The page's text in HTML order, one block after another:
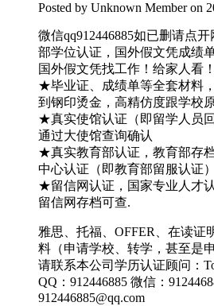
Posted by Unknown Member on
微信qq912446885如已删请点
部学位认证，国外假文凭成绩
国外假文凭找工作！给家人看！
★毕业证、成绩单等全套材料
到钢印烫金，高精仿度跟学校
★真实使馆认证（即留学人员
通过大使馆查询确认
★真实教育部认证，教育部存
中心认证（即教育部留服认证
★留信网认证，国家专业人才
留信网存档可查.
雅思、托福、OFFER、在读证
料（申请学校、转学，甚至是
请联系本公司学历认证顾问：
QQ：912446885 微信：
912446885@qq.com